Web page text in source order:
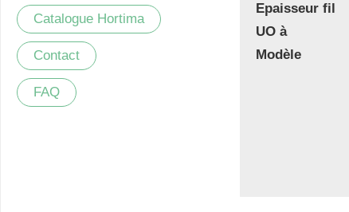
Catalogue Hortima
Contact
FAQ
Epaisseur fil
UO à
Modèle